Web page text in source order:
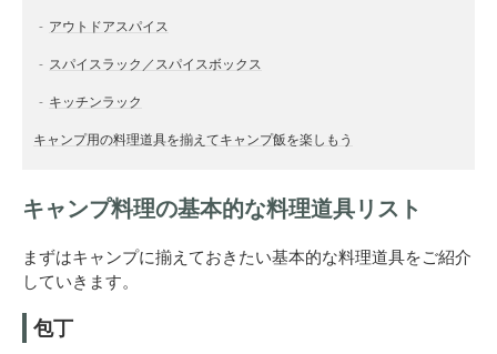
アウトドアスパイス
スパイスラック／スパイスボックス
キッチンラック
キャンプ用の料理道具を揃えてキャンプ飯を楽しもう
キャンプ料理の基本的な料理道具リスト
まずはキャンプに揃えておきたい基本的な料理道具をご紹介
していきます。
包丁